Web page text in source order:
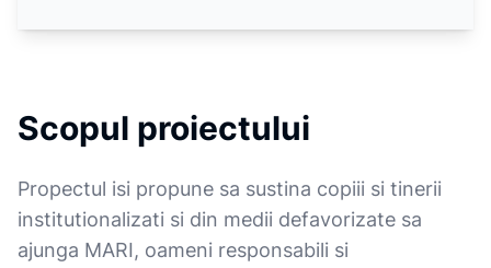
Scopul proiectului
Propectul isi propune sa sustina copiii si tinerii
institutionalizati si din medii defavorizate sa
ajunga MARI, oameni responsabili si